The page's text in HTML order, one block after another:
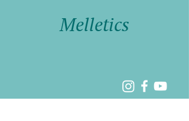
Melletics